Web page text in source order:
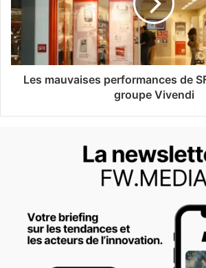
Les mauvaises performances de
groupe Vivendi